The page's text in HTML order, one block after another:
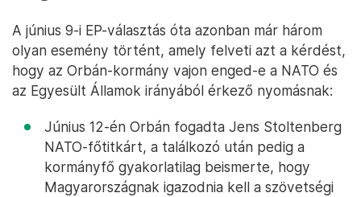
A június 9-i EP-választás óta azonban már három
olyan esemény történt, amely felveti azt a kérdést,
hogy az Orbán-kormány vajon enged-e a NATO és
az Egyesült Államok irányából érkező nyomásnak:
Június 12-én Orbán fogadta Jens Stoltenberg
NATO-főtitkárt, a találkozó után pedig a
kormányfő gyakorlatilag beismerte, hogy
Magyarországnak igazodnia kell a szövetségi